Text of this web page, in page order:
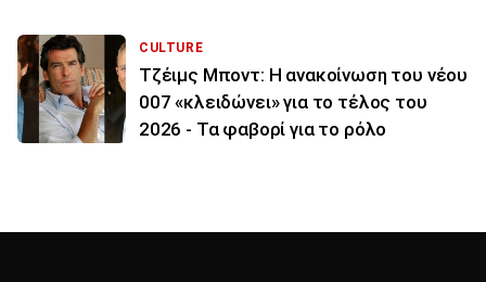
CULTURE
Τζέιμς Μποντ: Η ανακοίνωση του νέου
007 «κλειδώνει» για το τέλος του
2026 - Τα φαβορί για το ρόλο